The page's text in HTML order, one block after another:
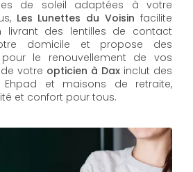
de soleil adaptées à votre
Les Lunettes du Voisin facilite
livrant des lentilles de contact
domicile et propose des
le renouvellement de vos
votre opticien à Dax inclut des
Ehpad et maisons de retraite,
et confort pour tous.